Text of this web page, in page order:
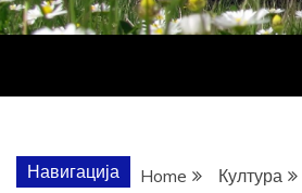
ДРУШТВО,
СПОРТ,
Навигација Home
Култура